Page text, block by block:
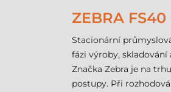
ZEBRA FS40
Stacionární
fázi výroby, skladování
Značka Zebra je na
postupy. Při